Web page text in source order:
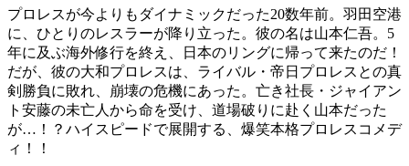
プロレスが今よりもダイナミックだった20数年前。羽田空港
に、ひとりのレスラーが降り立った。彼の名は山本仁吾。5
年に及ぶ海外修行を終え、日本のリングに帰って来たのだ！
だが、彼の大和プロレスは、ライバル・帝日プロレスとの真
剣勝負に敗れ、崩壊の危機にあった。亡き社長・ジャイアン
ト安藤の未亡人から命を受け、道場破りに赴く山本だった
が…！？ハイスピードで展開する、爆笑本格プロレスコメデ
ィ！！